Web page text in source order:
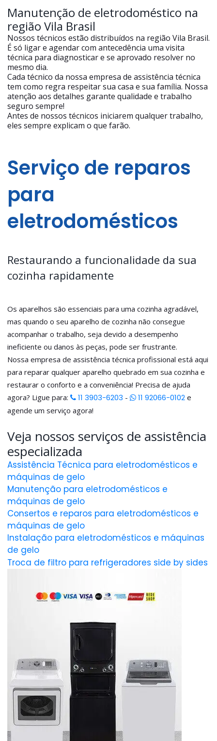
Manutenção de eletrodoméstico na
região Vila Brasil
Nossos técnicos estão distribuídos na região Vila Brasil.
É só ligar e agendar com antecedência uma visita
técnica para diagnosticar e se aprovado resolver no
mesmo dia.
Cada técnico da nossa empresa de assistência técnica
tem como regra respeitar sua casa e sua família. Nossa
atenção aos detalhes garante qualidade e trabalho
seguro sempre!
Antes de nossos técnicos iniciarem qualquer trabalho,
eles sempre explicam o que farão.
Serviço de reparos
para
eletrodomésticos
Restaurando a funcionalidade da sua
cozinha rapidamente
Os aparelhos são essenciais para uma cozinha agradável,
mas quando o seu aparelho de cozinha não consegue
acompanhar o trabalho, seja devido a desempenho
ineficiente ou danos às peças, pode ser frustrante.
Nossa empresa de assistência técnica profissional está aqui
para reparar qualquer aparelho quebrado em sua cozinha e
restaurar o conforto e a conveniência! Precisa de ajuda
agora? Ligue para:
11 3903-6203 - 11 92066-0102 e
agende um serviço agora!
Veja nossos serviços de assistência
especializada
Assistência Técnica para eletrodomésticos e
máquinas de gelo
Manutenção para eletrodomésticos e
máquinas de gelo
Consertos e reparos para eletrodomésticos e
máquinas de gelo
Instalação para eletrodomésticos e máquinas
de gelo
Troca de filtro para refrigeradores side by sides